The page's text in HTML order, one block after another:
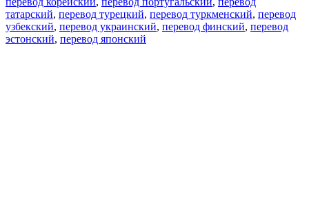
татарский, перевод турецкий, перевод туркменский, перевод
узбекский, перевод украинский, перевод финский, перевод
эстонский, перевод японский